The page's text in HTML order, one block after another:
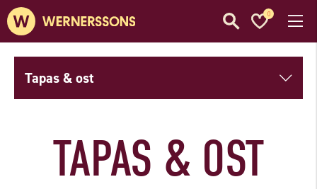
0
Tapas & ost
TAPAS & OST